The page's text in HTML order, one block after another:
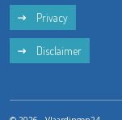
Privacy
Disclaimer